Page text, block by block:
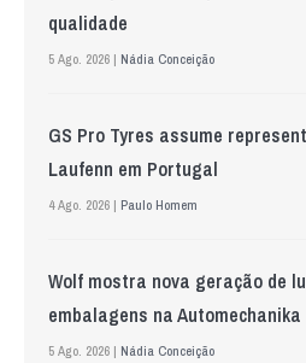
qualidade
5 Ago. 2026 | Nádia Conceição
GS Pro Tyres assume
Laufenn em Portugal
4 Ago. 2026 | Paulo Homem
Wolf mostra nova geração de
embalagens na Automechanika
5 Ago. 2026 | Nádia Conceição